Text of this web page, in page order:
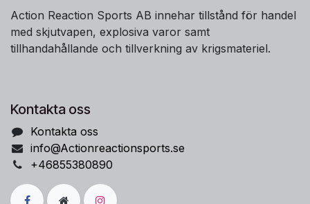
Action Reaction Sports AB innehar tillstånd för handel
med skjutvapen, explosiva varor samt
tillhandahållande och tillverkning av krigsmateriel.
Kontakta oss
Kontakta oss
info@Actionreactionsports.se
+46855380890